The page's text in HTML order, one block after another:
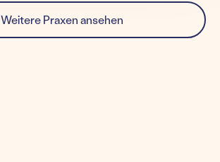
Weitere Praxen ansehen